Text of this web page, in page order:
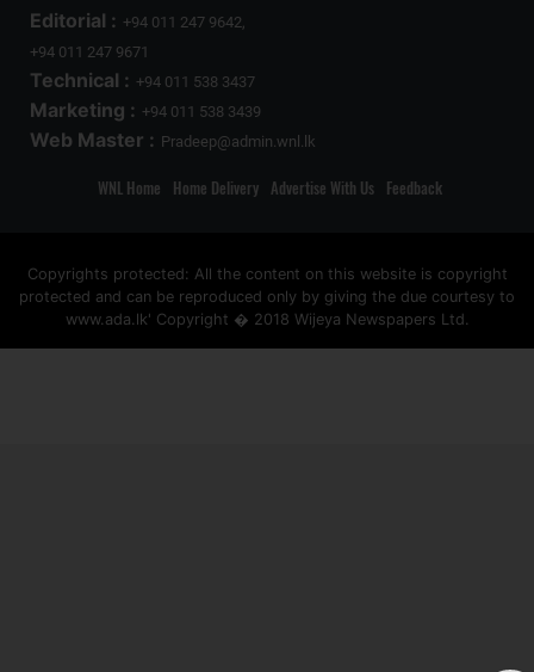
Editorial : +94 011 247 9642,
+94 011 247 9671
Technical : +94 011 538 3437
Marketing : +94 011 538 3439
Web Master : Pradeep@admin.wnl.lk
WNL Home Home Delivery Advertise With Us Feedback
Copyrights protected: All the content on this website is copyright
protected and can be reproduced only by giving the due courtesy to
www.ada.lk' Copyright � 2018 Wijeya Newspapers Ltd.